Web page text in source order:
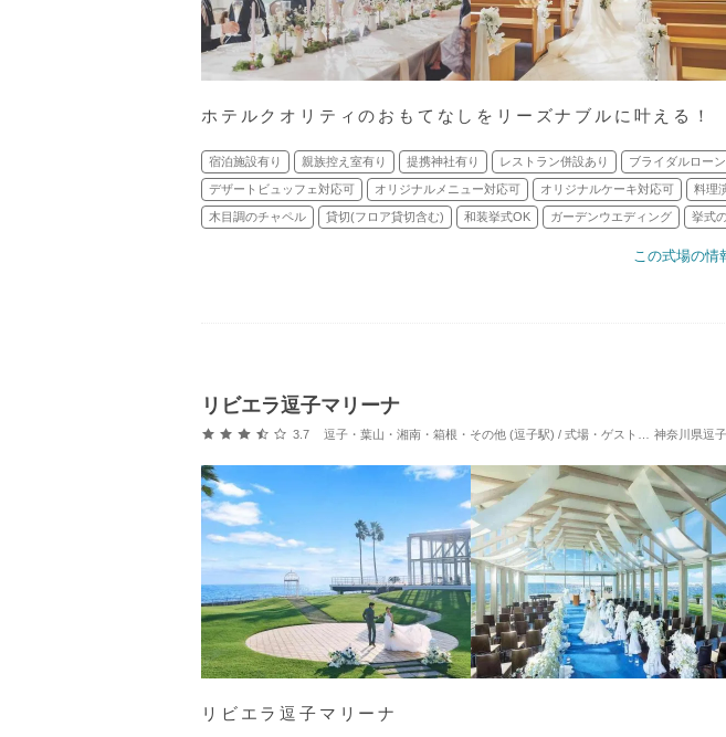
ホテルクオリティのおもてなしをリーズナブルに叶える！
宿泊施設有り 親族控え室有り 提携神社有り レストラン併設あり ブライダルロー
デザートビュッフェ対応可 オリジナルメニュー対応可 オリジナルケーキ対応可 料理
木目調のチャペル 貸切(フロア貸切含む) 和装挙式OK ガーデンウエディング 挙式
この式場の情
リビエラ逗子マリーナ
口コミ評価
3.7 逗子・葉山・湘南・箱根・その他 (逗子駅) / 式場・ゲストハウス 対応人
神奈川県逗
リビエラ逗子マリーナ